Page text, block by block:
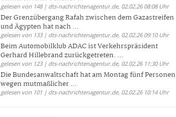
gelesen von 148 | dts-nachrichtenagentur.de, 02.02.26 08:08 Uhr
Der Grenzübergang Rafah zwischen dem Gazastreifen
und Ägypten hat nach ...
gelesen von 133 | dts-nachrichtenagentur.de, 02.02.26 09:10 Uhr
Beim Automobilklub ADAC ist Verkehrspräsident
Gerhard Hillebrand zurückgetreten. ...
gelesen von 123 | dts-nachrichtenagentur.de, 02.02.26 11:30 Uhr
Die Bundesanwaltschaft hat am Montag fünf Personen
wegen mutmaßlicher ...
gelesen von 101 | dts-nachrichtenagentur.de, 02.02.26 10:14 Uhr